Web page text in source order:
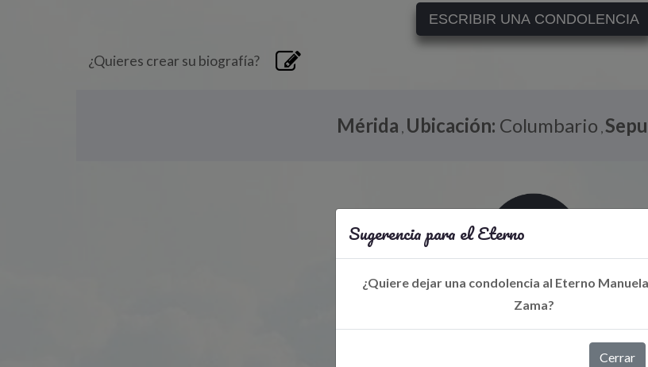
ESCRIBIR UNA CONDOLENCIA
¿Quieres crear su biografía?
Mérida , Ubicación: Columbario ,
Libro de Eterno
Sugerencia para el Eterno
¿Quiere dejar una condolencia al Eterno
Zama?
Cerrar